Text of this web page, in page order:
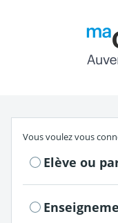
Vous voulez vous
Elève ou